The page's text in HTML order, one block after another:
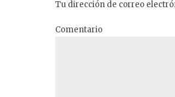
Tu dirección de correo
Comentario